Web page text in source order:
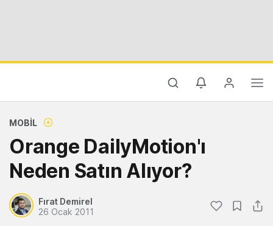
MOBIL
Orange DailyMotion'ı
Neden Satın Alıyor?
Fırat Demirel
26 Ocak 2011